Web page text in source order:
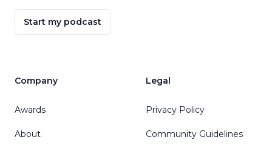
Start my podcast
Company
Awards
About
Legal
Privacy Policy
Community Guidelines